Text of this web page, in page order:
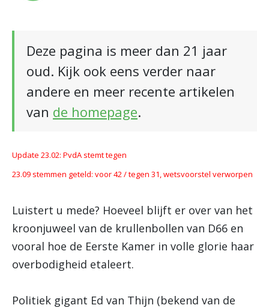
Deze pagina is meer dan 21 jaar
oud. Kijk ook eens verder naar
andere en meer recente artikelen
van de homepage.
Update 23.02: PvdA stemt tegen
23.09 stemmen geteld: voor 42 / tegen 31, wetsvoorstel verworpen
Luistert u mede? Hoeveel blijft er over van het
kroonjuweel van de krullenbollen van D66 en
vooral hoe de Eerste Kamer in volle glorie haar
overbodigheid etaleert.
Politiek gigant Ed van Thijn (bekend van de